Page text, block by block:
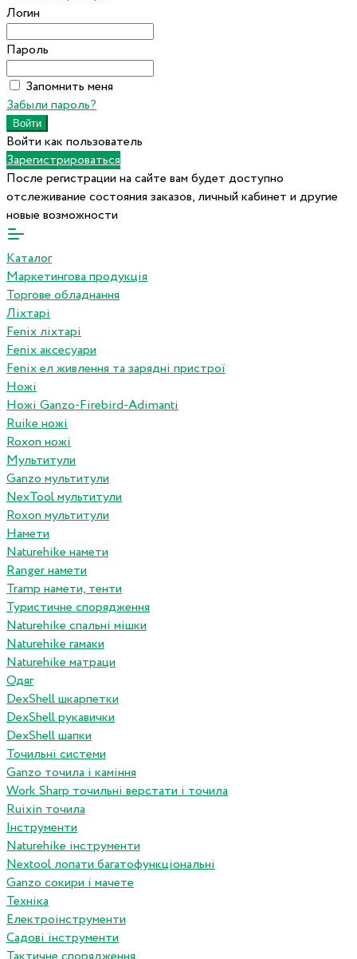
Логин
Пароль
Запомнить меня
Забыли пароль?
Войти как пользователь
Зарегистрироваться
После регистрации на сайте вам будет доступно
отслеживание состояния заказов, личный кабинет и другие
новые возможности
Каталог
Маркетингова продукція
Торгове обладнання
Ліхтарі
Fenix ліхтарі
Fenix аксесуари
Fenix ел живлення та зарядні пристрої
Ножі
Ножі Ganzo-Firebird-Adimanti
Ruike ножі
Roxon ножi
Мультитули
Ganzo мультитули
NexTool мультитули
Roxon мультитули
Намети
Naturehike намети
Ranger намети
Tramp намети, тенти
Туристичне спорядження
Naturehike спальні мішки
Naturehike гамаки
Naturehike матраци
Одяг
DexShell шкарпетки
DexShell рукавички
DexShell шапки
Точильні системи
Ganzo точила і каміння
Work Sharp точильні верстати і точила
Ruixin точила
Інструменти
Naturehike інструменти
Nextool лопати багатофункціональні
Ganzo сокири і мачете
Техніка
Електроінструменти
Садові інструменти